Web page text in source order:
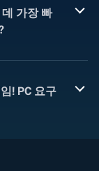
가장 빠
! PC 요구